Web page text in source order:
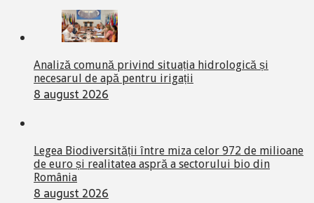
Analiză comună privind situația hidrologică și
necesarul de apă pentru irigații
8 august 2026
Legea Biodiversității între miza celor 972 de milioane
de euro și realitatea aspră a sectorului bio din
România
8 august 2026